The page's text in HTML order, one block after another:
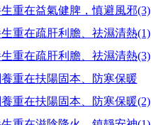
重在益氣健脾，慎避風邪(3)
重在疏肝利膽、祛濕清熱(1)
重在疏肝利膽、祛濕清熱(3)
重在扶陽固本、防寒保暖
重在扶陽固本、防寒保暖(2)